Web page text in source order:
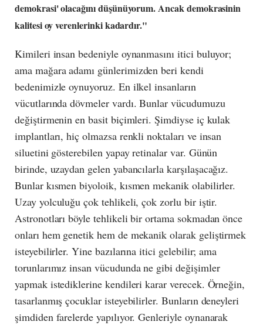
demokrasi' olacağını düşünüyorum. Ancak demokrasinin
kalitesi oy verenlerinki kadardır."
Kimileri insan bedeniyle oynanmasını itici buluyor;
ama mağara adamı günlerimizden beri kendi
bedenimizle oynuyoruz. En ilkel insanların
vücutlarında dövmeler vardı. Bunlar vücudumuzu
değiştirmenin en basit biçimleri. Şimdiyse iç kulak
implantları, hiç olmazsa renkli noktaları ve insan
siluetini gösterebilen yapay retinalar var. Günün
birinde, uzaydan gelen yabancılarla karşılaşacağız.
Bunlar kısmen biyoloik, kısmen mekanik olabilirler.
Uzay yolculuğu çok tehlikeli, çok zorlu bir iştir.
Astronotları böyle tehlikeli bir ortama sokmadan önce
onları hem genetik hem de mekanik olarak geliştirmek
isteyebilirler. Yine bazılarına itici gelebilir; ama
torunlarımız insan vücudunda ne gibi değişimler
yapmak istediklerine kendileri karar verecek. Örneğin,
tasarlanmış çocuklar isteyebilirler. Bunların deneyleri
şimdiden farelerde yapılıyor. Genleriyle oynanarak